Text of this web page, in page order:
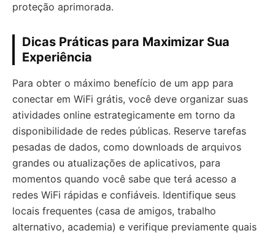
proteção aprimorada.
Dicas Práticas para Maximizar Sua
Experiência
Para obter o máximo benefício de um app para
conectar em WiFi grátis, você deve organizar suas
atividades online estrategicamente em torno da
disponibilidade de redes públicas. Reserve tarefas
pesadas de dados, como downloads de arquivos
grandes ou atualizações de aplicativos, para
momentos quando você sabe que terá acesso a
redes WiFi rápidas e confiáveis. Identifique seus
locais frequentes (casa de amigos, trabalho
alternativo, academia) e verifique previamente quais